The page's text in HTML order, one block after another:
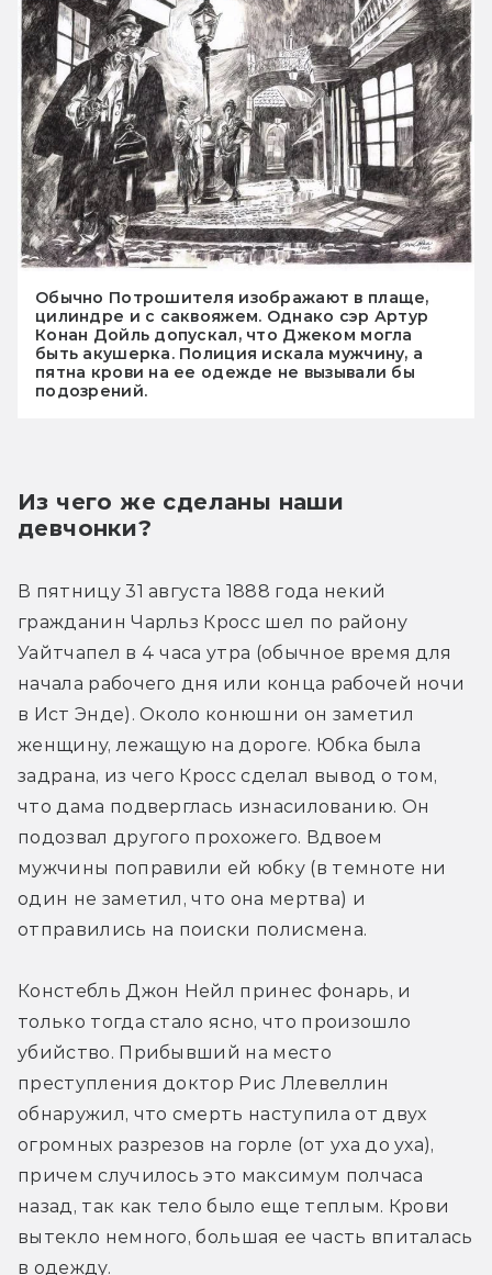
Обычно Потрошителя изображают в плаще,
цилиндре и с саквояжем. Однако сэр Артур
Конан Дойль допускал, что Джеком могла
быть акушерка. Полиция искала мужчину, а
пятна крови на ее одежде не вызывали бы
подозрений.
Из чего же сделаны наши
девчонки?
В пятницу 31 августа 1888 года некий
гражданин Чарльз Кросс шел по району
Уайтчапел в 4 часа утра (обычное время для
начала рабочего дня или конца рабочей ночи
в Ист Энде). Около конюшни он заметил
женщину, лежащую на дороге. Юбка была
задрана, из чего Кросс сделал вывод о том,
что дама подверглась изнасилованию. Он
подозвал другого прохожего. Вдвоем
мужчины поправили ей юбку (в темноте ни
один не заметил, что она мертва) и
отправились на поиски полисмена.
Констебль Джон Нейл принес фонарь, и
только тогда стало ясно, что произошло
убийство. Прибывший на место
преступления доктор Рис Ллевеллин
обнаружил, что смерть наступила от двух
огромных разрезов на горле (от уха до уха),
причем случилось это максимум полчаса
назад, так как тело было еще теплым. Крови
вытекло немного, большая ее часть впиталась
в одежду.